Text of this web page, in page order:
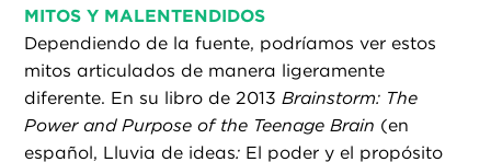
MITOS Y MALENTENDIDOS
Dependiendo de la fuente, podríamos ver estos
mitos articulados de manera ligeramente
diferente. En su libro de 2013Brainstorm: The
Power and Purpose of the Teenage Brain (en
español, Lluvia de ideas: El poder y el propósito